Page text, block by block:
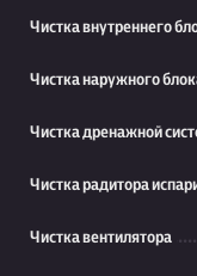
Чистка внутреннего
Чистка наружного
Чистка дренажной
Чистка радитора
Чистка вентилятора